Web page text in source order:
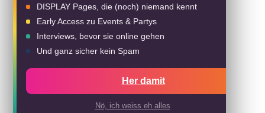
DISPLAY Pages, die (noch) niemand kennt
Early Access zu Events & Partys
Interviews, bevor sie online gehen
Und ganz sicher kein Spam
Her damit
Nö, ich weiss eh alles